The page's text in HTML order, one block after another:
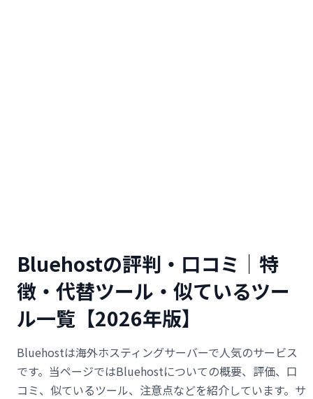
Bluehostの評判・口コミ｜特
徴・代替ツール・似ているツー
ル一覧【2026年版】
Bluehostは海外ホスティングサーバーで人気のサービス
です。当ページではBluehostについての概要、評価、口
コミ、似ているツール、注意点などを紹介しています。サ